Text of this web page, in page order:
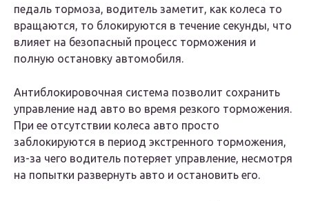
педаль тормоза, водитель заметит, как колеса то
вращаются, то блокируются в течение секунды, что
влияет на безопасный процесс торможения и
полную остановку автомобиля.
Антиблокировочная система позволит сохранить
управление над авто во время резкого торможения.
При ее отсутствии колеса авто просто
заблокируются в период экстренного торможения,
из-за чего водитель потеряет управление, несмотря
на попытки развернуть авто и остановить его.